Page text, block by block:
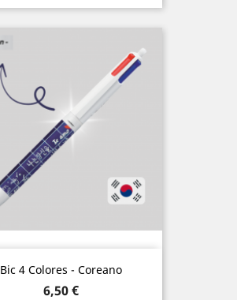
Bic 4 Colores - Coreano
Precio
6,50 €